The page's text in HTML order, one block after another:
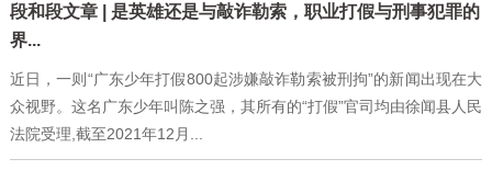
段和段文章 | 是英雄还是与敲诈勒索，职业打假与刑事犯罪的
界...
近日，一则“广东少年打假800起涉嫌敲诈勒索被刑拘”的新闻出现在大
众视野。这名广东少年叫陈之强，其所有的“打假”官司均由徐闻县人民
法院受理,截至2021年12月...